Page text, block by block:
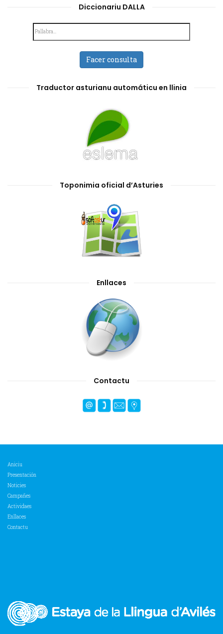
Diccionariu DALLA
Facer consulta
Traductor asturianu automáticu en llinia
Toponimia oficial d’Asturies
Enllaces
Contactu
Aniciu
Presentación
Noticies
Campañes
Actividaes
Enllaces
Contactu